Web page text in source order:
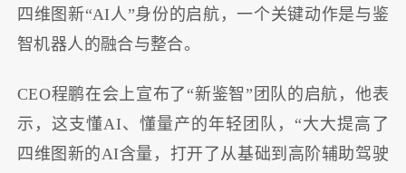
四维图新“AI人”身份的启航，一个关键动作是与鉴
智机器人的融合与整合。
CEO程鹏在会上宣布了“新鉴智”团队的启航，他表
示，这支懂AI、懂量产的年轻团队，“大大提高了
四维图新的AI含量，打开了从基础到高阶辅助驾驶